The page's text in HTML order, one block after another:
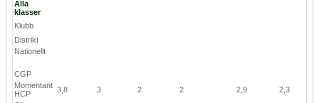
Alla
klasser
Klubb
Distrikt
Nationellt
CGP
Momentant
HCP
3,8 3 2 2 2,9
2,3